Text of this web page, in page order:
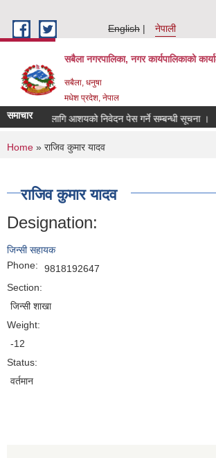
English
नेपाली
सबैला नगरपालिका, नगर कार्यपालिकाको
सबैला, धनुषा
मधेश प्रदेश, नेपाल
समाचार लागि आशयको निवेदन पेस गर्ने सम्बन्धी सूचना ।
You are here
Home » राजिव कुमार यादव
राजिव कुमार यादव
Designation:
जिन्सी सहायक
Phone:
9818192647
Section:
जिन्सी शाखा
Weight:
-12
Status:
वर्तमान